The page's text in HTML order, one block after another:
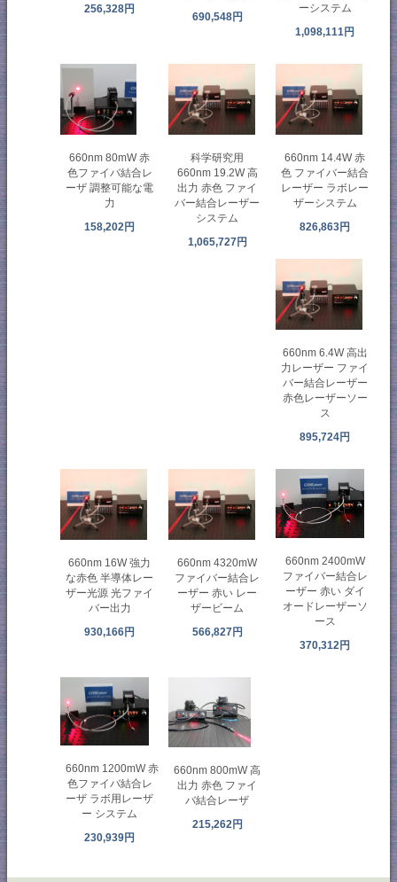
256,328円
690,548円
ーシステム
1,098,111円
660nm 80mW 赤
色ファイバ結合レ
ーザ 調整可能な電
力
158,202円
科学研究用
660nm 19.2W 高
出力 赤色 ファイ
バー結合レーザー
システム
1,065,727円
660nm 14.4W 赤
色 ファイバー結合
レーザー ラボレー
ザーシステム
826,863円
660nm 6.4W 高出
力レーザー ファイ
バー結合レーザー
赤色レーザーソー
ス
895,724円
660nm 16W 強力
な赤色 半導体レー
ザー光源 光ファイ
バー出力
930,166円
660nm 4320mW
ファイバー結合レ
ーザー 赤い レー
ザービーム
566,827円
660nm 2400mW
ファイバー結合レ
ーザー 赤い ダイ
オードレーザーソ
ース
370,312円
660nm 1200mW 赤
色ファイバ結合レ
ーザ ラボ用レーザ
ー システム
230,939円
660nm 800mW 高
出力 赤色 ファイ
バ結合レーザ
215,262円